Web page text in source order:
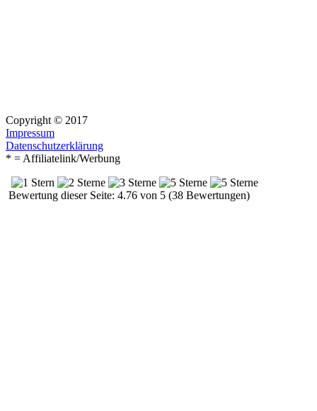
Copyright © 2017
Impressum
Datenschutzerklärung
* = Affiliatelink/Werbung
Bewertung dieser Seite: 4.76 von 5 (38 Bewertungen)